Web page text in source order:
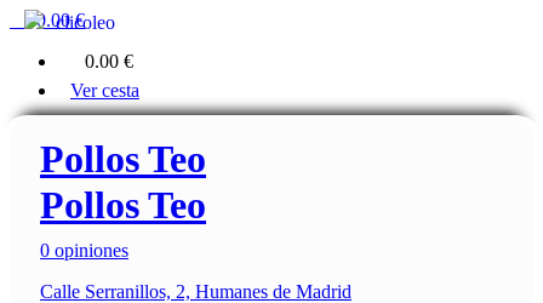
0.00 €
clicoleo
0.00 €
Ver cesta
Pollos Teo
Pollos Teo
0 opiniones
Calle Serranillos, 2, Humanes de Madrid